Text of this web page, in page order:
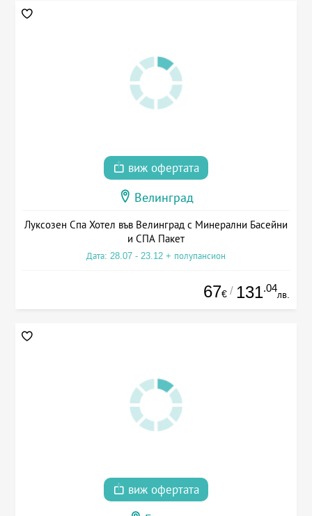
виж офертата
Велинград
Луксозен Спа Хотел във Велинград с Минерални Басейни
и СПА Пакет
Дата: 28.07 - 23.12 + полупансион
67€ / 131.04
лв.
виж офертата